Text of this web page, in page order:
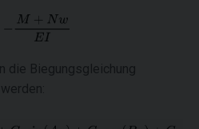
die Biegungsgleichung